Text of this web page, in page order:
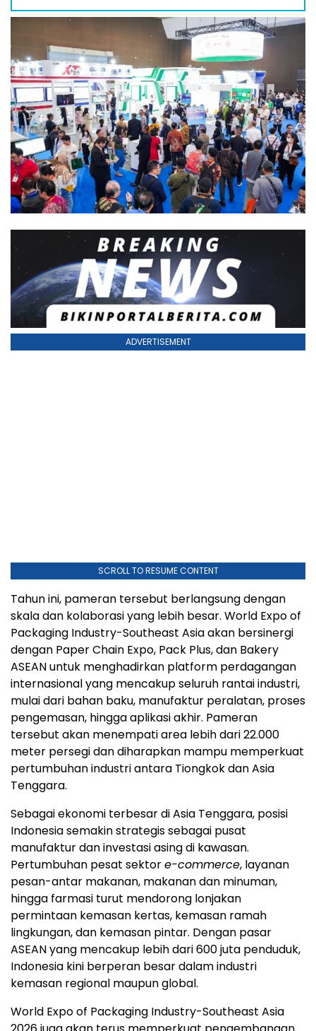
ADVERTISEMENT
SCROLL TO RESUME CONTENT
Tahun ini, pameran tersebut berlangsung dengan
skala dan kolaborasi yang lebih besar. World Expo of
Packaging Industry-Southeast Asia akan bersinergi
dengan Paper Chain Expo, Pack Plus, dan Bakery
ASEAN untuk menghadirkan platform perdagangan
internasional yang mencakup seluruh rantai industri,
mulai dari bahan baku, manufaktur peralatan, proses
pengemasan, hingga aplikasi akhir. Pameran
tersebut akan menempati area lebih dari 22.000
meter persegi dan diharapkan mampu memperkuat
pertumbuhan industri antara Tiongkok dan Asia
Tenggara.
Sebagai ekonomi terbesar di Asia Tenggara, posisi
Indonesia semakin strategis sebagai pusat
manufaktur dan investasi asing di kawasan.
Pertumbuhan pesat sektore-commerce, layanan
pesan-antar makanan, makanan dan minuman,
hingga farmasi turut mendorong lonjakan
permintaan kemasan kertas, kemasan ramah
lingkungan, dan kemasan pintar. Dengan pasar
ASEAN yang mencakup lebih dari 600 juta penduduk,
Indonesia kini berperan besar dalam industri
kemasan regional maupun global.
World Expo of Packaging Industry-Southeast Asia